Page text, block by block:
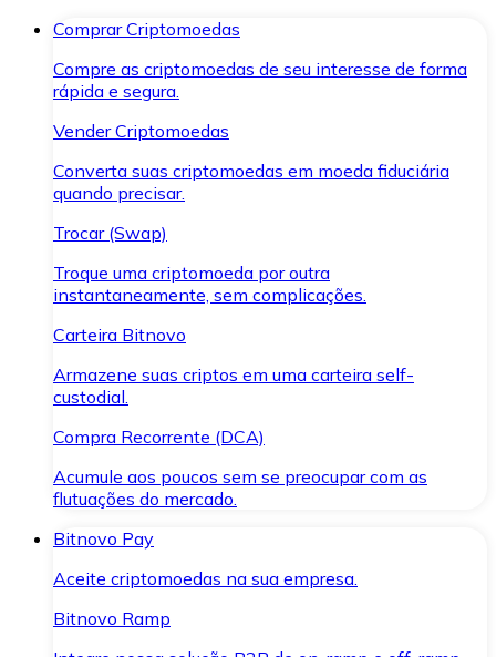
Comprar Criptomoedas
Compre as criptomoedas de seu interesse de forma
rápida e segura.
Vender Criptomoedas
Converta suas criptomoedas em moeda fiduciária
quando precisar.
Trocar (Swap)
Troque uma criptomoeda por outra
instantaneamente, sem complicações.
Carteira Bitnovo
Armazene suas criptos em uma carteira self-
custodial.
Compra Recorrente (DCA)
Acumule aos poucos sem se preocupar com as
flutuações do mercado.
Bitnovo Pay
Aceite criptomoedas na sua empresa.
Bitnovo Ramp